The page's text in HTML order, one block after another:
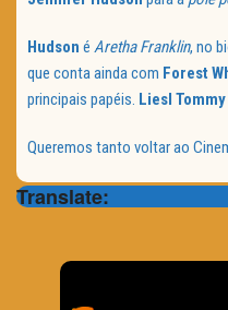
Hudson é Aretha Franklin, no
que conta ainda com Forest
principais papéis. Liesl Tommy
Queremos tanto voltar ao
Translate: